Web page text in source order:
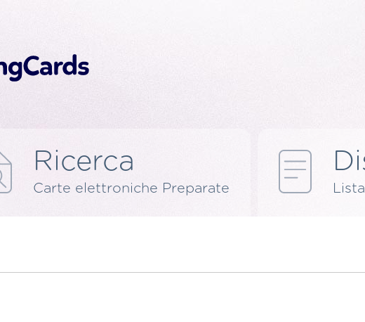
Ricerca
Carte elettroniche Preparate